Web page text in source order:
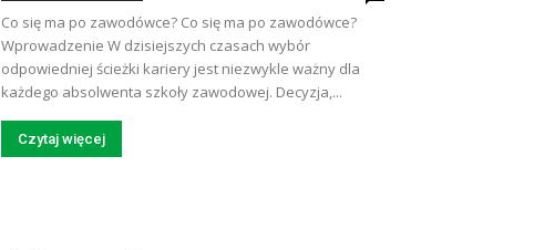
Co się ma po zawodówce? Co się ma po zawodówce?
Wprowadzenie W dzisiejszych czasach wybór
odpowiedniej ścieżki kariery jest niezwykle ważny dla
każdego absolwenta szkoły zawodowej. Decyzja,...
Czytaj więcej